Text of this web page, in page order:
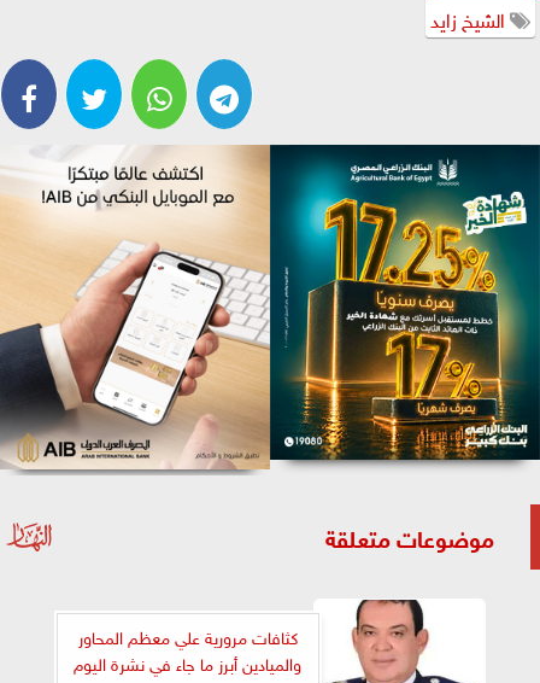
الشيخ زايد
موضوعات متعلقة
كثافات مرورية علي معظم المحاور
والميادين أبرز ما جاء في نشرة اليوم